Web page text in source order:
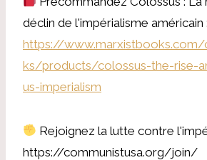
déclin de l'impérialisme américain :
https://
ks/products/colossus-the-rise-
us-imperialism
Rejoignez la lutte contre
https://communistusa.org/join/